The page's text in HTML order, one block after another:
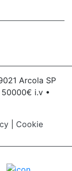
Arcola SP
50000€ i.v •
Cookie